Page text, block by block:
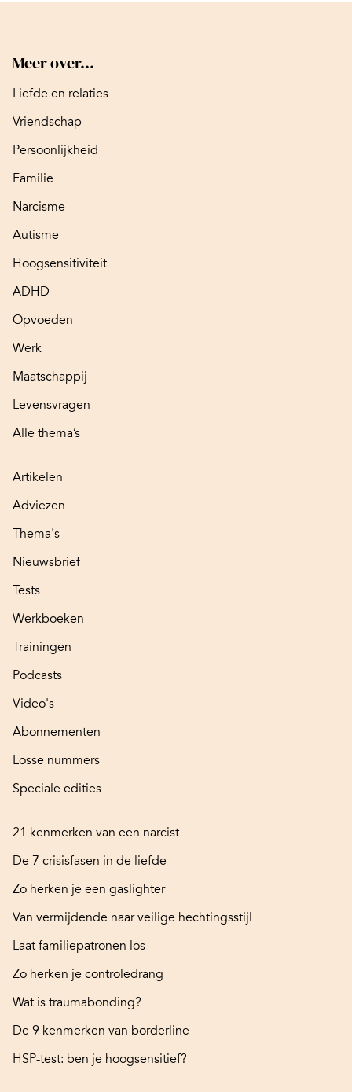
Meer over...
Liefde en relaties
Vriendschap
Persoonlijkheid
Familie
Narcisme
Autisme
Hoogsensitiviteit
ADHD
Opvoeden
Werk
Maatschappij
Levensvragen
Alle thema’s
Artikelen
Adviezen
Thema's
Nieuwsbrief
Tests
Werkboeken
Trainingen
Podcasts
Video's
Abonnementen
Losse nummers
Speciale edities
21 kenmerken van een narcist
De 7 crisisfasen in de liefde
Zo herken je een gaslighter
Van vermijdende naar veilige hechtingsstijl
Laat familiepatronen los
Zo herken je controledrang
Wat is traumabonding?
De 9 kenmerken van borderline
HSP-test: ben je hoogsensitief?